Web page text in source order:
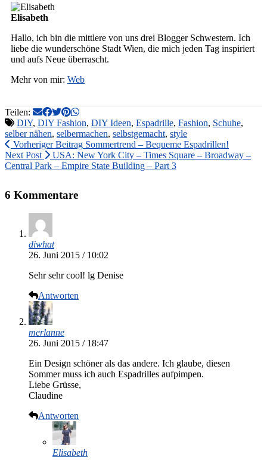
Elisabeth
Hallo, ich bin die mittlere von uns drei Blogger Schwestern. Ich
liebe die wunderschöne Stadt Wien, die mich jeden Tag inspiriert
und aufs Neue überrascht.
Mehr von mir: Web
Teilen:
DIY, DIY Fashion, DIY Ideen, Espadrille, Fashion, Schuhe,
selber nähen, selbermachen, selbstgemacht, style
Vorheriger Beitrag Sommertrend – Bequeme Espadrillen!
Next Post
USA: New York City – Times Square – Broadway –
Central Park – Empire State Building – Part 3
6 Kommentare
diwhat
26. Juni 2015 / 10:02
Sehr sehr cool! lg Denise
Antworten
merlanne
26. Juni 2015 / 18:47
Ein Design schöner als das andere. Ich glaube, diesen
Sommer muss ich auch Espadrilles aufpimpen.
Liebe Grüsse,
Claudine
Antworten
Elisabeth